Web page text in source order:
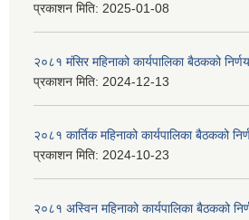
प्रकाशन मिति: 2025-01-08
२०८१ मंसिर महिनाको कार्यपालिका बैठकको निर्णय
प्रकाशन मिति: 2024-12-13
२०८१ कार्तिक महिनाको कार्यपालिका बैठकको
प्रकाशन मिति: 2024-10-23
२०८१ अस्विन महिनाको कार्यपालिका बैठकको